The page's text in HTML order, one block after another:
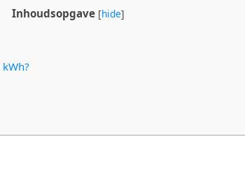
Inhoudsopgave [hide]